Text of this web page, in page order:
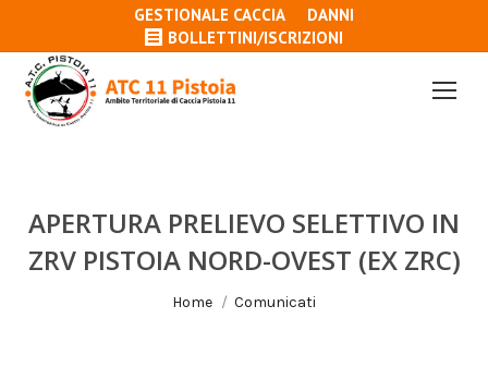
GESTIONALE CACCIA
DANNI
BOLLETTINI/ISCRIZIONI
APERTURA PRELIEVO SELETTIVO IN
ZRV PISTOIA NORD-OVEST (EX ZRC)
Tu sei qui:
Home Comunicati